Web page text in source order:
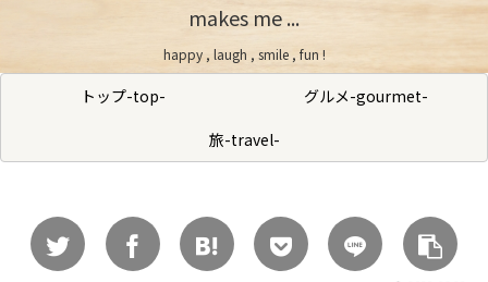
makes me ...
happy , laugh , smile , fun !
トップ-top-
グルメ-gourmet-
旅-travel-